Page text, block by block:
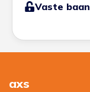
Vaste baan
axs